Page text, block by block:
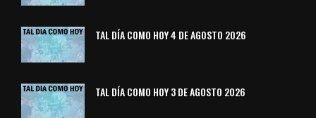
TAL DÍA COMO HOY 4 DE AGOSTO 2026
TAL DÍA COMO HOY 3 DE AGOSTO 2026